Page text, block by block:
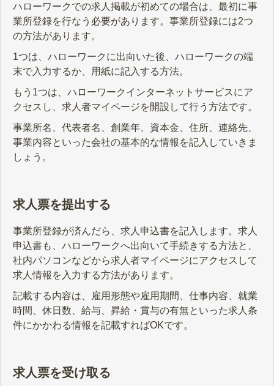
ハローワークでの求人掲載が初めての場合は、最初に事
業所登録を行なう必要があります。事業所登録には2つ
の方法があります。
1つは、ハローワークに出向いた後、ハローワークの端
末で入力するか、用紙に記入する方法。
もう1つは、ハローワークインターネットサービスにア
クセスし、求人者マイページを開設して行う方法です。
事業所名、代表者名、創業年、資本金、住所、連絡先、
事業内容といった会社の基本的な情報を記入していきま
しょう。
求人票を提出する
事業所登録が済んだら、求人申込書を記入します。求人
申込書も、ハローワークへ出向いて手続きする方法と、
社内パソコンなどから求人者マイページにアクセスして
求人情報を入力する方法があります。
記載する内容は、雇用形態や雇用期間、仕事内容、就業
時間、休日数、給与、昇給・賞与の有無といった求人条
件にかかわる情報を記載すればOKです。
求人票を受け取る